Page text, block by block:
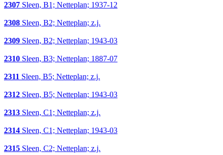
2307 Sleen, B1; Netteplan; 1937-12
2308 Sleen, B2; Netteplan; z.j.
2309 Sleen, B2; Netteplan; 1943-03
2310 Sleen, B3; Netteplan; 1887-07
2311 Sleen, B5; Netteplan; z.j.
2312 Sleen, B5; Netteplan; 1943-03
2313 Sleen, C1; Netteplan; z.j.
2314 Sleen, C1; Netteplan; 1943-03
2315 Sleen, C2; Netteplan; z.j.